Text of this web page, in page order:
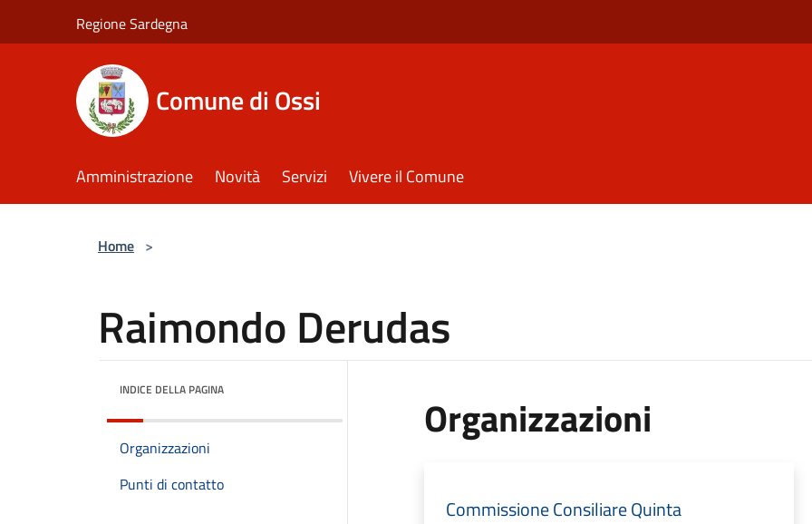
Regione Sardegna
Comune di Ossi
Amministrazione Novità Servizi Vivere il Comune
Home >
Raimondo Derudas
INDICE DELLA PAGINA
Organizzazioni
Punti di contatto
Organizzazioni
Commissione Consiliare Quinta